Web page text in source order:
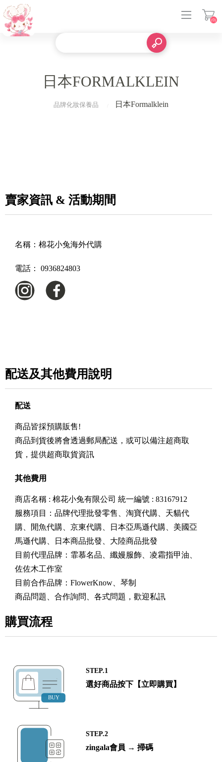
(0)
日本FORMALKLEIN
品牌化妝保養品 日本Formalklein
賣家資訊 & 活動期間
名稱： 棉花小兔海外代購
電話： 0936824803
配送及其他費用說明
配送
商品皆採預購販售!
商品到貨後將會透過郵局配送，或可以備注超商取
貨，提供超商取貨資訊
其他費用
商店名稱 : 棉花小兔有限公司 統一編號 : 83167912
服務項目：品牌代理批發零售、淘寶代購、天貓代
購、閒魚代購、京東代購、日本亞馬遜代購、美國亞
馬遜代購、日本商品批發、大陸商品批發
目前代理品牌：霏慕名品、纖嫚服飾、凌霜指甲油、
佐佐木工作室
目前合作品牌：FlowerKnow、琴制
商品問題、合作詢問、各式問題，歡迎私訊
購買流程
STEP.1
選好商品按下【立即購買】
STEP.2
zingala會員 → 掃碼